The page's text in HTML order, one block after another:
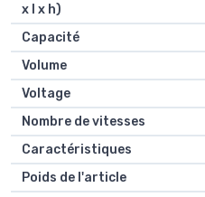
x l x h)
Capacité
Volume
Voltage
Nombre de vitesses
Caractéristiques
Poids de l'article